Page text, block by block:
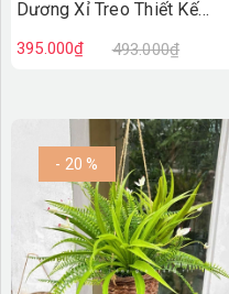
Dương Xỉ Treo Thiết Kế
CC1315
395.000₫ 493.000₫
- 20 %